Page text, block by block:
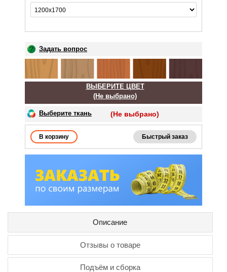
Задать вопрос
ВЫБЕРИТЕ ЦВЕТ
(Не выбрано)
Выберите ткань (Не выбрано)
Быстрый заказ
Описание
Отзывы о товаре
Подъём и сборка